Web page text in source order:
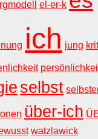
el-er-k
ich jung
selbst
über-ich
watzlawick